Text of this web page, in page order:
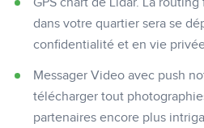
dans votre quartier sera se
confidentialité et en vie
Messager Video avec push
télécharger tout
partenaires encore plus